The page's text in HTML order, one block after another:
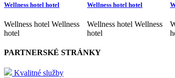
Wellness hotel hotel
Wellness hotel Wellness
hotel
Wellness hotel hotel
Wellness hotel Wellness
hotel
PARTNERSKÉ STRÁNKY
Kvalitné služby